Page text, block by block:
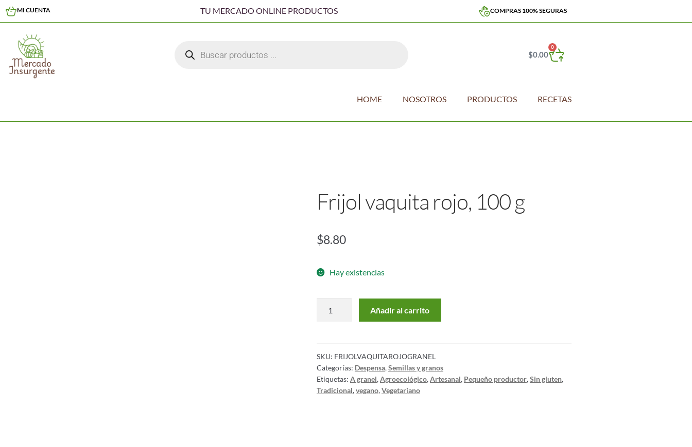
MI CUENTA TU MERCADO ONLINE PRODUCTOS COMPRAS 100% SEGURAS
$0.00
0
HOME NOSOTROS PRODUCTOS RECETAS
Frijol vaquita rojo, 100 g
$8.80
Hay existencias
Añadir al carrito
SKU: FRIJOLVAQUITAROJOGRANEL
Categorías: Despensa,Semillas y granos
Etiquetas: A granel,Agroecológico,Artesanal, Pequeño productor,Sin gluten,
Tradicional,vegano,Vegetariano